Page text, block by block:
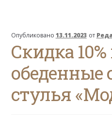
Опубликовано 13.11.2023 от
Скидка 10%
обеденные
стулья